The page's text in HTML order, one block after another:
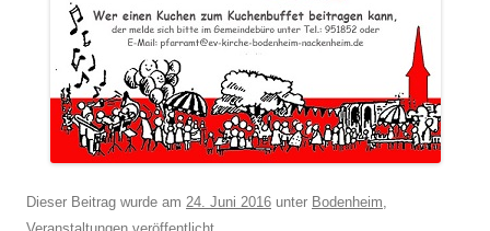
Dieser Beitrag wurde am 24. Juni 2016 unter Bodenheim,